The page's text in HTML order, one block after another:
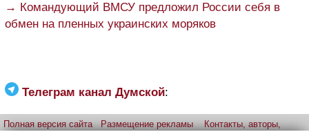
→ Командующий ВМСУ предложил России себя в
обмен на пленных украинских моряков
Телеграм канал Думской:
Полная версия сайта Размещение рекламы Контакты, авторы,